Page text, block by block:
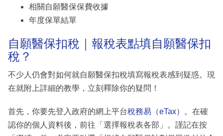
相關自願醫保保費收據
年度保單結單
自願醫保扣稅｜報稅表點填自願醫保扣
稅？
不少人仍會對如何就自願醫保扣稅填寫報稅表感到疑惑。現
在就附上詳細的教學，立刻釋除你的疑問！
首先，你要先登入政府的網上平台稅務易（eTax）
。在確
認你的個人資料後，前往「選擇報稅表各部」。謹記在按